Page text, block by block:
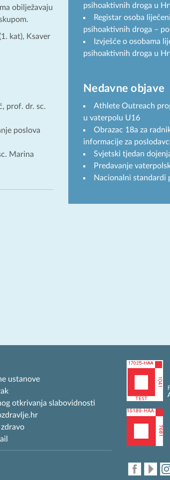
obilježavaju
kat), Ksaver
prof. dr. sc.
poslova
Marina
psihoaktivnih droga u
Registar osoba
psihoaktivnih droga –
Izvješće o osobama
psihoaktivnih droga u
Nedavne objave
Athlete Outreach
u vaterpolu U16
Obrazac 18a za
informacije za
Svjetski tjedan
Predavanje
Nacionalni standardi
ustanove
otkrivanja slabovidnosti